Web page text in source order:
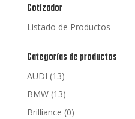
Cotizador
Listado de Productos
Categorías de productos
AUDI (13)
BMW (13)
Brilliance (0)